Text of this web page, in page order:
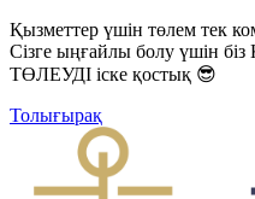
Қызметтер үшін төлем тек
Сізге ыңғайлы болу үшін
ТӨЛЕУДІ іске қостық 😎
Толығырақ